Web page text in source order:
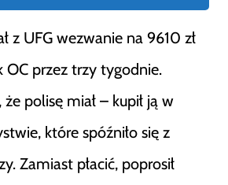
z UFG wezwanie na 9610 zł
OC przez trzy tygodnie.
polisę miał – kupił ją w
które spóźniło się z
Zamiast płacić, poprosił